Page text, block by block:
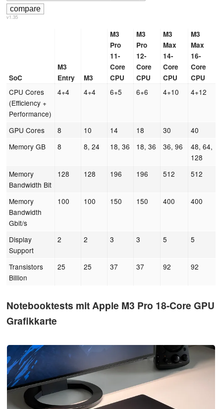
v1.35
SoC
M3
Entry
M3
M3
Pro
11-
Core
CPU
M3
Pro
12-
Core
CPU
M3
Max
14-
Core
CPU
M3
Max
16-
Core
CPU
CPU Cores
(Efficiency +
Performance)
4+4 4+4 6+5 6+6 4+10 4+12
GPU Cores 8 10 14 18 30
40
Memory GB
8 8, 24 18, 36 18, 36 36, 96
48, 64,
128
Memory
Bandwidth Bit
128 128 196 196 512 512
Memory
Bandwidth
Gbit/s
100 100 150 150 400 400
Display
Support
2 2 3 3 5 5
Transistors
Billion
25 25 37 37 92 92
Notebooktests mit Apple M3 Pro 18-Core GPU
Grafikkarte